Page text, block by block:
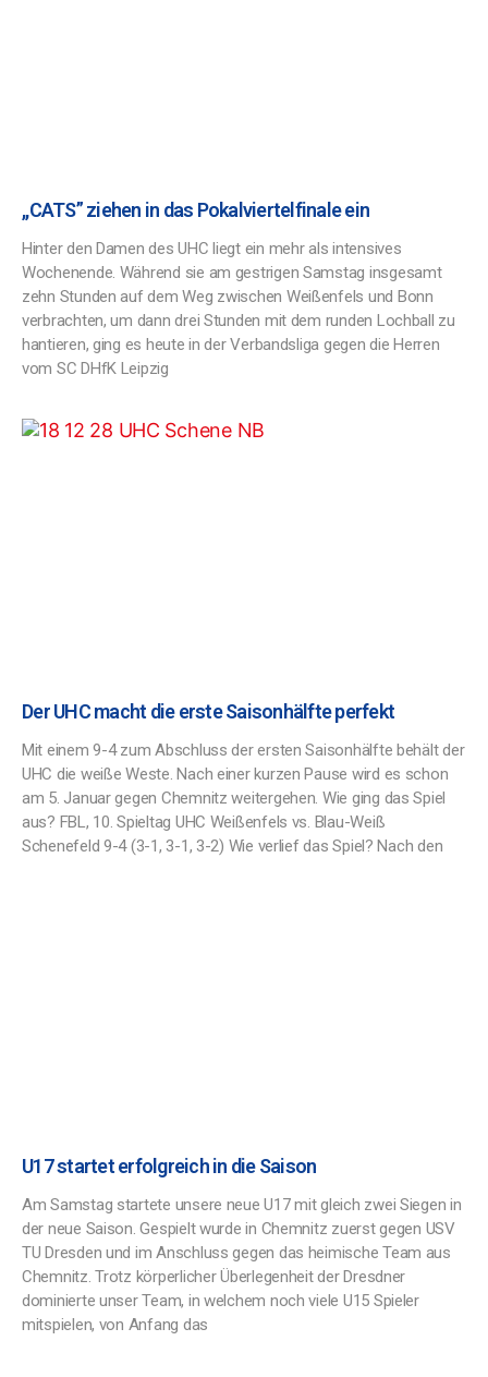
,,CATS” ziehen in das Pokalviertelfinale ein
Hinter den Damen des UHC liegt ein mehr als intensives
Wochenende. Während sie am gestrigen Samstag insgesamt
zehn Stunden auf dem Weg zwischen Weißenfels und Bonn
verbrachten, um dann drei Stunden mit dem runden Lochball zu
hantieren, ging es heute in der Verbandsliga gegen die Herren
vom SC DHfK Leipzig
Der UHC macht die erste Saisonhälfte perfekt
Mit einem 9-4 zum Abschluss der ersten Saisonhälfte behält der
UHC die weiße Weste. Nach einer kurzen Pause wird es schon
am 5. Januar gegen Chemnitz weitergehen. Wie ging das Spiel
aus? FBL, 10. Spieltag UHC Weißenfels vs. Blau-Weiß
Schenefeld 9-4 (3-1, 3-1, 3-2) Wie verlief das Spiel? Nach den
U17 startet erfolgreich in die Saison
Am Samstag startete unsere neue U17 mit gleich zwei Siegen in
der neue Saison. Gespielt wurde in Chemnitz zuerst gegen USV
TU Dresden und im Anschluss gegen das heimische Team aus
Chemnitz. Trotz körperlicher Überlegenheit der Dresdner
dominierte unser Team, in welchem noch viele U15 Spieler
mitspielen, von Anfang das